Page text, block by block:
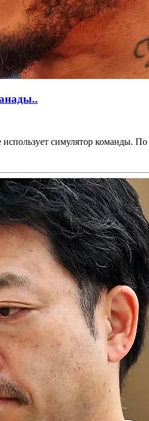
симулятор команды. По